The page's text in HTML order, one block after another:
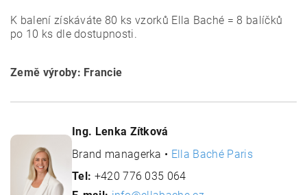
K balení získáváte 80 ks vzorků Ella Baché = 8 balíčků
po 10 ks dle dostupnosti.
Země výroby: Francie
Ing. Lenka Zítková
Brand managerka • Ella Baché Paris
Tel: +420 776 035 064